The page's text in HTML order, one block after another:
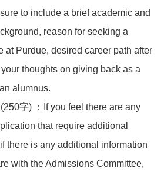
to include a brief academic and
reason for seeking a
at Purdue, desired career path after
thoughts on giving back as a
alumnus.
字) ：If you feel there are any
that require additional
there is any additional information
with the Admissions Committee,